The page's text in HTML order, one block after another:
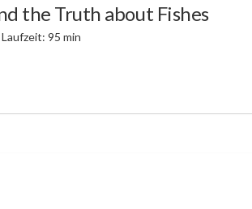
the Truth about Fishes
Laufzeit: 95 min